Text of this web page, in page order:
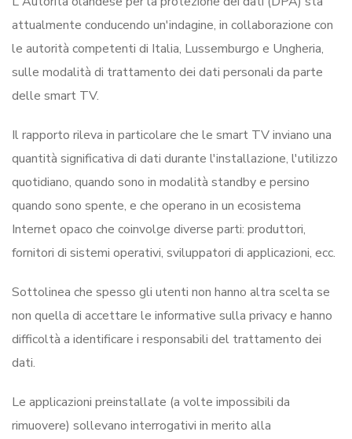
attualmente conducendo un'indagine, in collaborazione con
le autorità competenti di Italia, Lussemburgo e Ungheria,
sulle modalità di trattamento dei dati personali da parte
delle smart TV.
Il rapporto rileva in particolare che le smart TV inviano una
quantità significativa di dati durante l'installazione, l'utilizzo
quotidiano, quando sono in modalità standby e persino
quando sono spente, e che operano in un ecosistema
Internet opaco che coinvolge diverse parti: produttori,
fornitori di sistemi operativi, sviluppatori di applicazioni, ecc.
Sottolinea che spesso gli utenti non hanno altra scelta se
non quella di accettare le informative sulla privacy e hanno
difficoltà a identificare i responsabili del trattamento dei
dati.
Le applicazioni preinstallate (a volte impossibili da
rimuovere) sollevano interrogativi in merito alla